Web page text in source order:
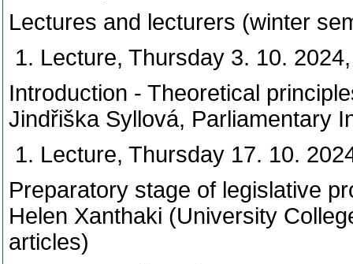
Lectures and lecturers (winter
Lecture, Thursday 3. 10.
Introduction - Theoretical
Jindřiška Syllová, Parliamentary
Lecture, Thursday 17. 10.
Preparatory stage of legislative
Helen Xanthaki (University
articles)